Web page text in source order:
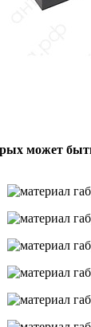
может